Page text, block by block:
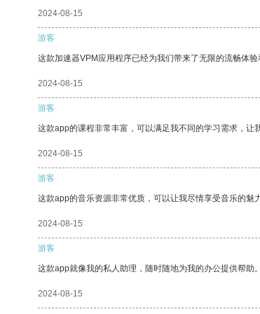
2024-08-15
游客
这款加速器VPM应用程序已经为我们带来了无限的流畅体验
2024-08-15
游客
这款app的课程非常丰富，可以满足我不同的学习需求，让
2024-08-15
游客
这款app的音乐资源非常优质，可以让我尽情享受音乐的魅力
2024-08-15
游客
这款app就像我的私人助理，随时随地为我的办公提供帮助
2024-08-15